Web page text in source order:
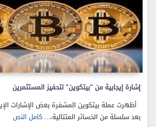
إشارة إيجابية من "بيتكوين" لتحفيز المستثمرين
أظهرت عملة بيتكوين المشفرة بعض الإشارات
بعد سلسلة من الخسائر المتتالية،...كامل النص